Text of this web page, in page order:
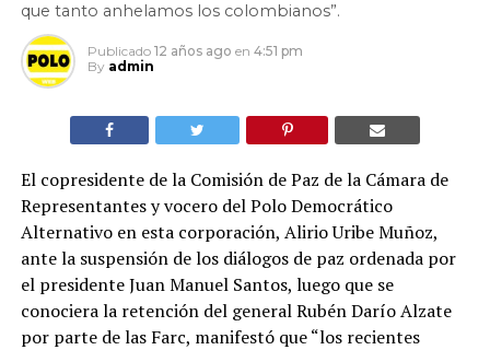
que tanto anhelamos los colombianos”.
Publicado 12 años ago en 4:51 pm
By admin
El copresidente de la Comisión de Paz de la Cámara de
Representantes y vocero del Polo Democrático
Alternativo en esta corporación, Alirio Uribe Muñoz,
ante la suspensión de los diálogos de paz ordenada por
el presidente Juan Manuel Santos, luego que se
conociera la retención del general Rubén Darío Alzate
por parte de las Farc, manifestó que “los recientes